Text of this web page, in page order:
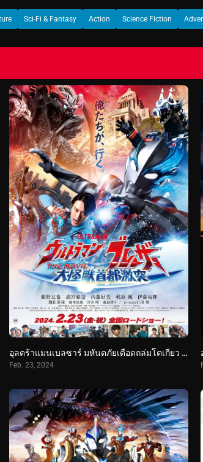
Sci-Fi & Fantasy Action Science Fiction
อุลตร้าแมนเบลซาร์ มหันตภัยเดือดถล่มโตเกียว (2024) Ultraman Blazar The Movie: Tokyo Kaiju Showdown
Feb. 23, 2024